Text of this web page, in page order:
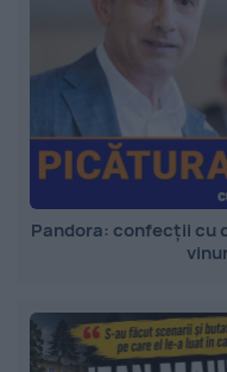
Pandora: confecții cu